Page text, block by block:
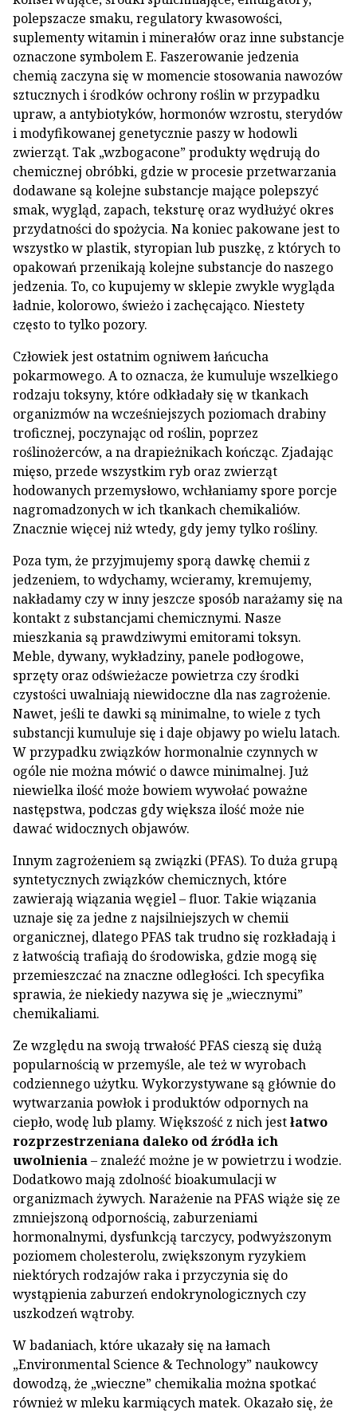
polepszacze smaku, regulatory kwasowości,
suplementy witamin i minerałów oraz inne substancje
oznaczone symbolem E. Faszerowanie jedzenia
chemią zaczyna się w momencie stosowania nawozów
sztucznych i środków ochrony roślin w przypadku
upraw, a antybiotyków, hormonów wzrostu, sterydów
i modyfikowanej genetycznie paszy w hodowli
zwierząt. Tak „wzbogacone” produkty wędrują do
chemicznej obróbki, gdzie w procesie przetwarzania
dodawane są kolejne substancje mające polepszyć
smak, wygląd, zapach, teksturę oraz wydłużyć okres
przydatności do spożycia. Na koniec pakowane jest to
wszystko w plastik, styropian lub puszkę, z których to
opakowań przenikają kolejne substancje do naszego
jedzenia. To, co kupujemy w sklepie zwykle wygląda
ładnie, kolorowo, świeżo i zachęcająco. Niestety
często to tylko pozory.
Człowiek jest ostatnim ogniwem łańcucha
pokarmowego. A to oznacza, że kumuluje wszelkiego
rodzaju toksyny, które odkładały się w tkankach
organizmów na wcześniejszych poziomach drabiny
troficznej, poczynając od roślin, poprzez
roślinożerców, a na drapieżnikach kończąc. Zjadając
mięso, przede wszystkim ryb oraz zwierząt
hodowanych przemysłowo, wchłaniamy spore porcje
nagromadzonych w ich tkankach chemikaliów.
Znacznie więcej niż wtedy, gdy jemy tylko rośliny.
Poza tym, że przyjmujemy sporą dawkę chemii z
jedzeniem, to wdychamy, wcieramy, kremujemy,
nakładamy czy w inny jeszcze sposób narażamy się na
kontakt z substancjami chemicznymi. Nasze
mieszkania są prawdziwymi emitorami toksyn.
Meble, dywany, wykładziny, panele podłogowe,
sprzęty oraz odświeżacze powietrza czy środki
czystości uwalniają niewidoczne dla nas zagrożenie.
Nawet, jeśli te dawki są minimalne, to wiele z tych
substancji kumuluje się i daje objawy po wielu latach.
W przypadku związków hormonalnie czynnych w
ogóle nie można mówić o dawce minimalnej. Już
niewielka ilość może bowiem wywołać poważne
następstwa, podczas gdy większa ilość może nie
dawać widocznych objawów.
Innym zagrożeniem są związki (PFAS). To duża grupą
syntetycznych związków chemicznych, które
zawierają wiązania węgiel – fluor. Takie wiązania
uznaje się za jedne z najsilniejszych w chemii
organicznej, dlatego PFAS tak trudno się rozkładają i
z łatwością trafiają do środowiska, gdzie mogą się
przemieszczać na znaczne odległości. Ich specyfika
sprawia, że niekiedy nazywa się je „wiecznymi”
chemikaliami.
Ze względu na swoją trwałość PFAS cieszą się dużą
popularnością w przemyśle, ale też w wyrobach
codziennego użytku. Wykorzystywane są głównie do
wytwarzania powłok i produktów odpornych na
ciepło, wodę lub plamy. Większość z nich jestłatwo
rozprzestrzeniana daleko od źródła ich
uwolnienia– znaleźć możne je w powietrzu i wodzie.
Dodatkowo mają zdolność bioakumulacji w
organizmach żywych. Narażenie na PFAS wiąże się ze
zmniejszoną odpornością, zaburzeniami
hormonalnymi, dysfunkcją tarczycy, podwyższonym
poziomem cholesterolu, zwiększonym ryzykiem
niektórych rodzajów raka i przyczynia się do
wystąpienia zaburzeń endokrynologicznych czy
uszkodzeń wątroby.
W badaniach, które ukazały się na łamach
„Environmental Science & Technology” naukowcy
dowodzą, że „wieczne” chemikalia można spotkać
również w mleku karmiących matek. Okazało się, że